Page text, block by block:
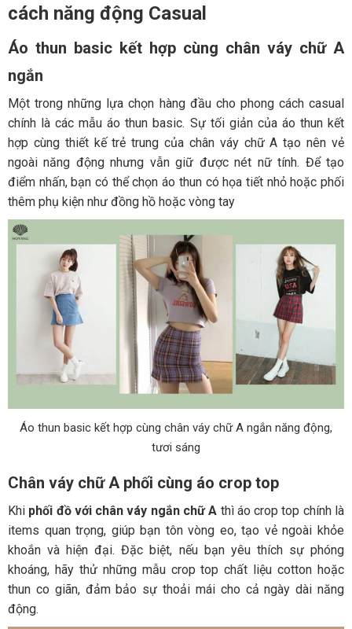
cách năng động Casual
Áo thun basic kết hợp cùng chân váy chữ A
ngắn
Một trong những lựa chọn hàng đầu cho phong cách casual
chính là các mẫu áo thun basic. Sự tối giản của áo thun kết
hợp cùng thiết kế trẻ trung của chân váy chữ A tạo nên vẻ
ngoài năng động nhưng vẫn giữ được nét nữ tính. Để tạo
điểm nhấn, bạn có thể chọn áo thun có họa tiết nhỏ hoặc phối
thêm phụ kiện như đồng hồ hoặc vòng tay
Áo thun basic kết hợp cùng chân váy chữ A ngắn năng động,
tươi sáng
Chân váy chữ A phối cùng áo crop top
Khi phối đồ với chân váy ngắn chữ A thì áo crop top chính là
items quan trọng, giúp bạn tôn vòng eo, tạo vẻ ngoài khỏe
khoắn và hiện đại. Đặc biệt, nếu bạn yêu thích sự phóng
khoáng, hãy thử những mẫu crop top chất liệu cotton hoặc
thun co giãn, đảm bảo sự thoải mái cho cả ngày dài năng
động.